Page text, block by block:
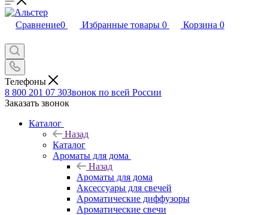
Сравнение0 Избранные товары 0 Корзина 0
Телефоны
8 800 201 07 30Звонок по всей России
Заказать звонок
Каталог
Назад
Каталог
Ароматы для дома
Назад
Ароматы для дома
Аксессуары для свечей
Ароматические диффузоры
Ароматические свечи